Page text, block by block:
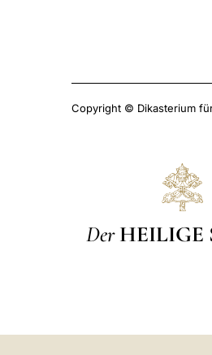
Copyright © Dikasterium
Der HEILIGE